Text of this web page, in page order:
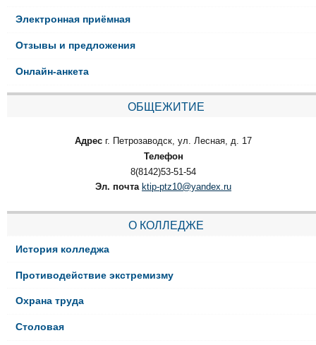
Электронная приёмная
Отзывы и предложения
Онлайн-анкета
ОБЩЕЖИТИЕ
Адрес г. Петрозаводск, ул. Лесная, д. 17
Телефон
8(8142)53-51-54
Эл. почта ktip-ptz10@yandex.ru
О КОЛЛЕДЖЕ
История колледжа
Противодействие экстремизму
Охрана труда
Столовая